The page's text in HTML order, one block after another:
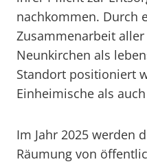
nachkommen. Durch
Zusammenarbeit
Neunkirchen als
Standort positioniert
Einheimische als
Im Jahr 2025 werden
Räumung von